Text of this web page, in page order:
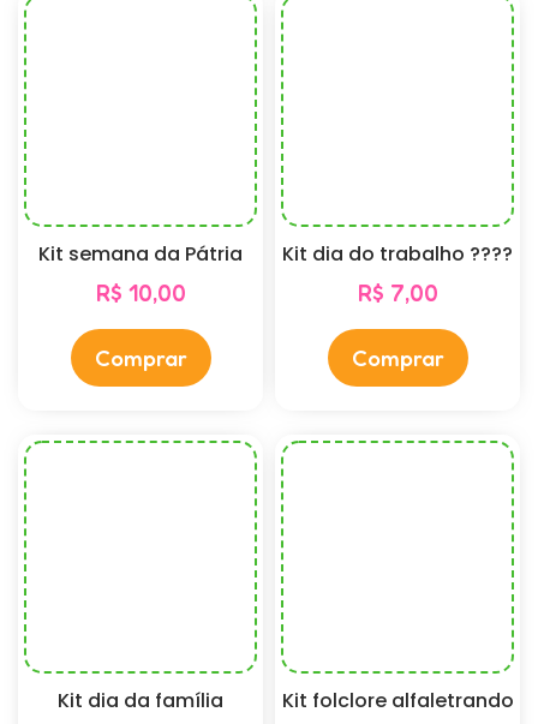
Kit semana da Pátria
R$ 10,00
Comprar
Kit dia do trabalho ????
R$ 7,00
Comprar
Kit dia da família Kit folclore alfaletrando